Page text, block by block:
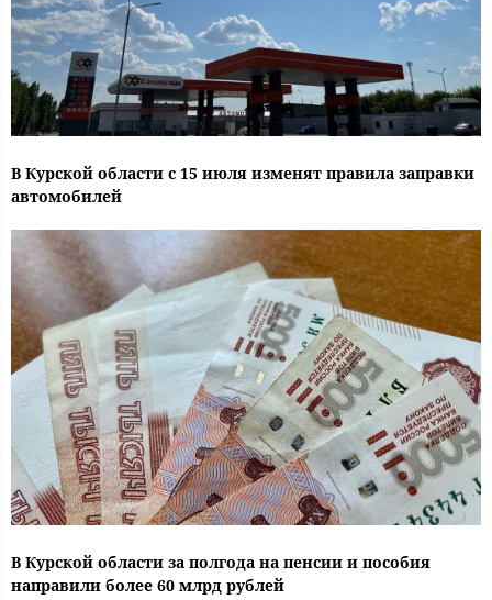
В Курской области с 15 июля изменят правила заправки
автомобилей
В Курской области за полгода на пенсии и пособия
направили более 60 млрд рублей